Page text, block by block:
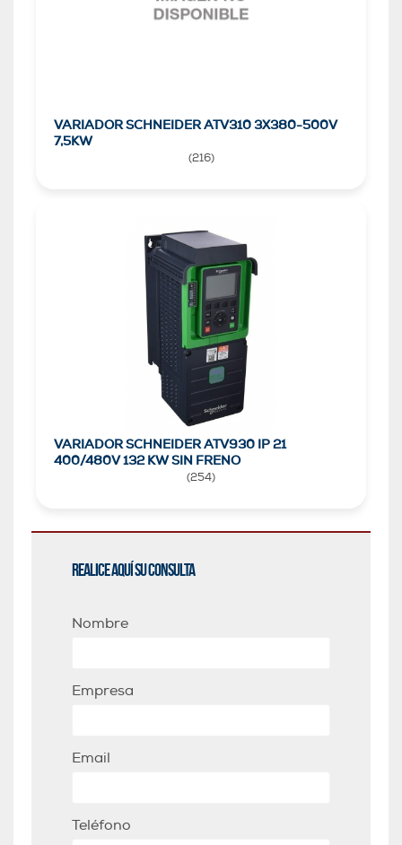
VARIADOR SCHNEIDER ATV310 3X380-500V
7,5KW
(216)
VARIADOR SCHNEIDER ATV930 IP 21
400/480V 132 KW SIN FRENO
(254)
Realice aquí su consulta
Nombre
Empresa
Email
Teléfono